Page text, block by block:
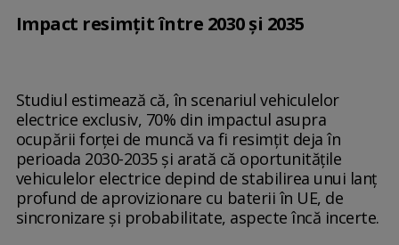
Impact resimțit între 2030 și 2035
Studiul estimează că, în scenariul vehiculelor
electrice exclusiv, 70% din impactul asupra
ocupării forţei de muncă va fi resimţit deja în
perioada 2030-2035 şi arată că oportunităţile
vehiculelor electrice depind de stabilirea unui lanţ
profund de aprovizionare cu baterii în UE, de
sincronizare şi probabilitate, aspecte încă incerte.